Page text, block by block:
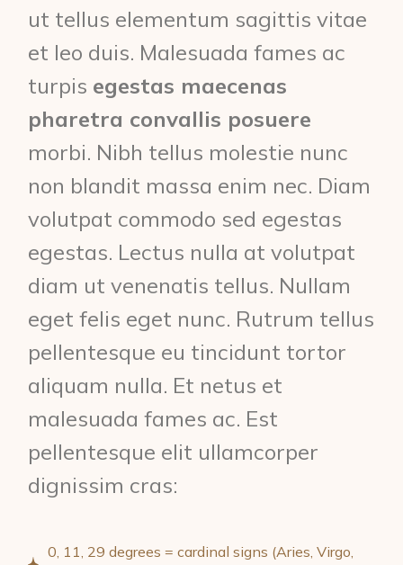
ut tellus elementum sagittis vitae
et leo duis. Malesuada fames ac
turpis egestas maecenas
pharetra convallis posuere
morbi. Nibh tellus molestie nunc
non blandit massa enim nec. Diam
volutpat commodo sed egestas
egestas. Lectus nulla at volutpat
diam ut venenatis tellus. Nullam
eget felis eget nunc. Rutrum tellus
pellentesque eu tincidunt tortor
aliquam nulla. Et netus et
malesuada fames ac. Est
pellentesque elit ullamcorper
dignissim cras:
0, 11, 29 degrees = cardinal signs (Aries, Virgo,